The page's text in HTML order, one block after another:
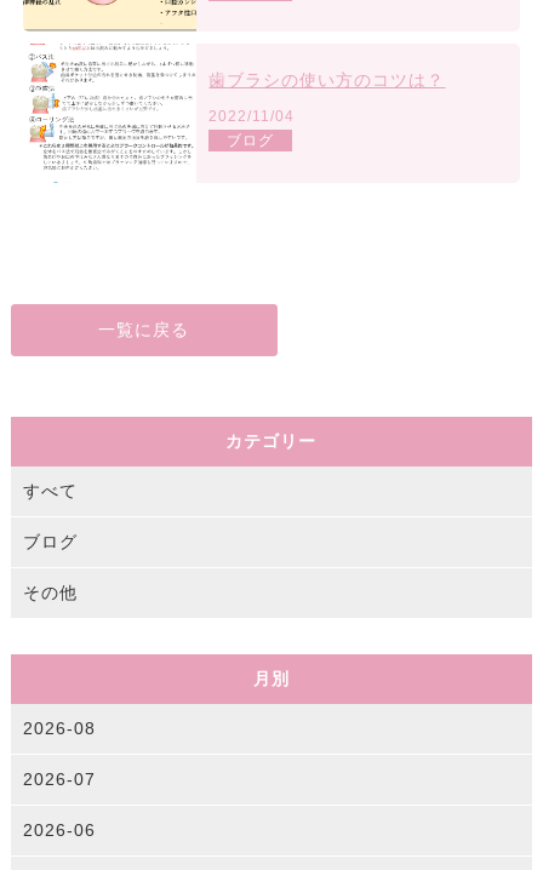
歯ブラシの使い方のコツは？
2022/11/04
ブログ
一覧に戻る
カテゴリー
すべて
ブログ
その他
月別
2026-08
2026-07
2026-06